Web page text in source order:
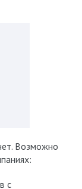
Возможно
с